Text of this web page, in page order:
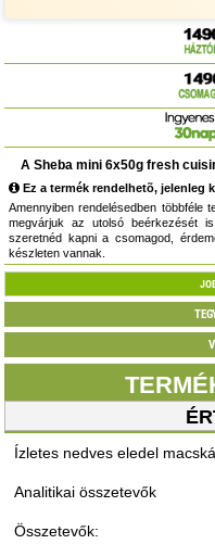
A Sheba mini 6x50g fresh
Ez a termék rendelhetõ, jelenleg
Amennyiben rendelésedben többféle
megvárjuk az utolsó beérkezését
szeretnéd kapni a csomagod,
készleten vannak.
Ízletes nedves eledel
Analitikai összetevők
Összetevők: